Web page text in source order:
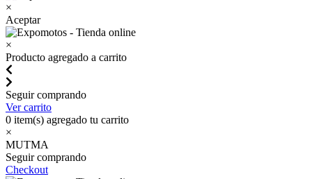
×
Aceptar
×
Producto agregado a carrito
Seguir comprando
Ver carrito
0 item(s) agregado tu carrito
×
MUTMA
Seguir comprando
Checkout